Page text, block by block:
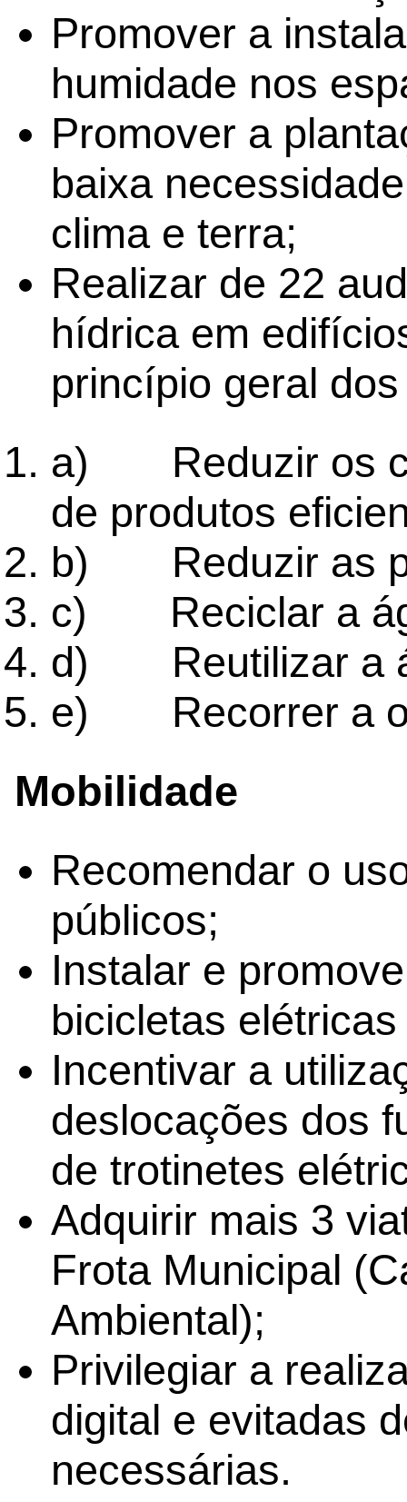
Promover a
humidade nos
Promover a
baixa
clima e terra;
Realizar de 22
hídrica em
princípio geral
a) Reduzir os
de produtos
b) Reduzir as
c) Reciclar a
d) Reutilizar a
e) Recorrer a
Mobilidade
Recomendar o
públicos;
Instalar e
bicicletas elétricas
Incentivar a
deslocações dos
de trotinetes
Adquirir mais 3
Frota Municipal
Ambiental);
Privilegiar a
digital e evitadas
necessárias.